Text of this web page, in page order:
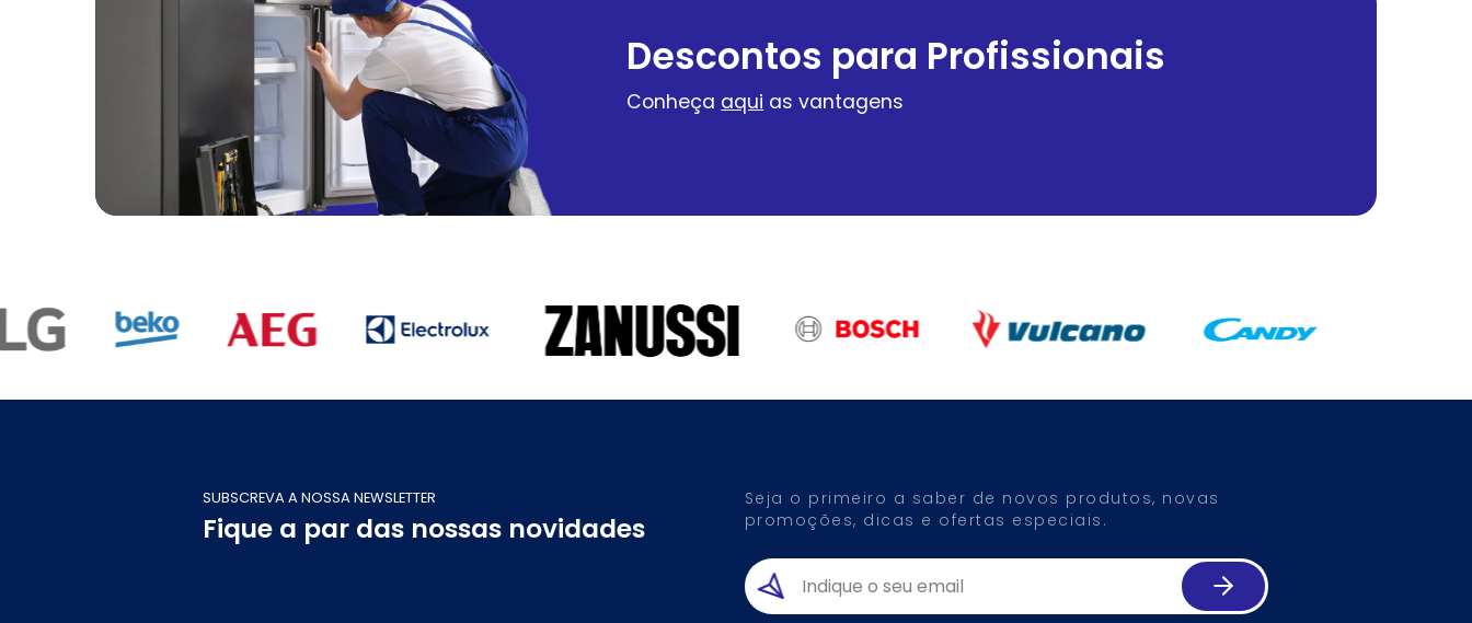
Descontos para Profissionais
Conheça aqui as vantagens
SUBSCREVA A NOSSA NEWSLETTER
Fique a par das nossas novidades
Seja o primeiro a saber de novos produtos, novas
promoções, dicas e ofertas especiais.